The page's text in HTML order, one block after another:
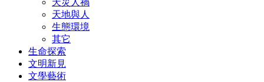
天地與人
生態環境
其它
生命探索
文明新見
文學藝術